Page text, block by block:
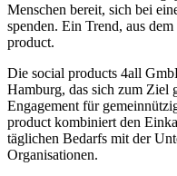
Menschen bereit, sich bei
spenden. Ein Trend, aus
product.
Die social products 4all
Hamburg, das sich zum Ziel
Engagement für
product kombiniert den
täglichen Bedarfs mit der
Organisationen.